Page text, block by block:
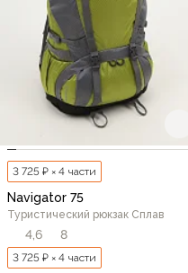
3 725 ₽ × 4 части
Navigator 75
Туристический рюкзак Сплав
4,6 8
3 725 ₽ × 4 части